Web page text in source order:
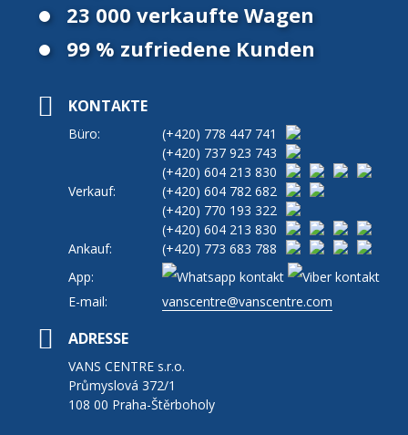
23 000 verkaufte Wagen
99 % zufriedene Kunden
KONTAKTE
Büro: (+420) 778 447 741
(+420) 737 923 743
(+420) 604 213 830
Verkauf:
(+420) 604 782 682
(+420) 770 193 322
(+420) 604 213 830
Ankauf:
(+420) 773 683 788
App:
E-mail:
vanscentre@vanscentre.com
ADRESSE
VANS CENTRE s.r.o.
Průmyslová 372/1
108 00 Praha-Štěrboholy